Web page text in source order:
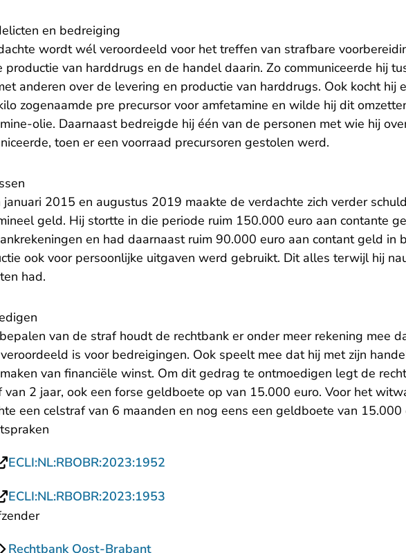
en bedreiging
wordt wél veroordeeld voor het treffen van strafbare
productie van harddrugs en de handel daarin. Zo communiceerde hij
anderen over de levering en productie van harddrugs. Ook kocht hij
zogenaamde pre precursor voor amfetamine en wilde hij dit
olie. Daarnaast bedreigde hij één van de personen met wie hij
toen er een voorraad precursoren gestolen werd.
januari 2015 en augustus 2019 maakte de verdachte zich verder
geld. Hij stortte in die periode ruim 150.000 euro aan contante
en had daarnaast ruim 90.000 euro aan contant geld in
ook voor persoonlijke uitgaven werd gebruikt. Dit alles terwijl hij
had.
van de straf houdt de rechtbank er onder meer rekening mee
is voor bedreigingen. Ook speelt mee dat hij met zijn
van financiële winst. Om dit gedrag te ontmoedigen legt de
van 2 jaar, ook een forse geldboete op van 15.000 euro. Voor het
een celstraf van 6 maanden en nog eens een geldboete van 15.000
ECLI:NL:RBOBR:2023:1952
ECLI:NL:RBOBR:2023:1953
Rechtbank Oost-Brabant